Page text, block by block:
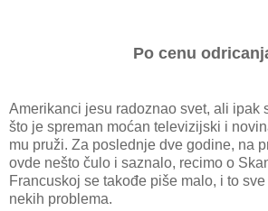
Po cenu
Amerikanci jesu radoznao svet, ali ipak
što je spreman moćan televizijski i
mu pruži. Za poslednje dve godine, na
ovde nešto čulo i saznalo, recimo o
Francuskoj se takođe piše malo, i to
nekih problema.